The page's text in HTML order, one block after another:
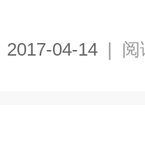
2017-04-14 | 阅